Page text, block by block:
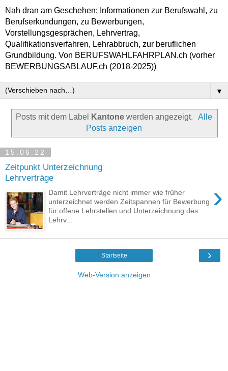
Nah dran am Geschehen: Informationen zur Berufswahl, zu
Berufserkundungen, zu Bewerbungen,
Vorstellungsgesprächen, Lehrvertrag,
Qualifikationsverfahren, Lehrabbruch, zur beruflichen
Grundbildung. Von BERUFSWAHLFAHRPLAN.ch (vorher
BEWERBUNGSABLAUF.ch (2018-2025))
▼
Posts mit dem Label Kantonewerden angezeigt.
Alle
Posts anzeigen
15.06.22
Zeitpunkt Unterzeichnung
Lehrverträge
›
Damit Lehrverträge nicht immer wie früher
unterzeichnet werden Zeitspannen für Bewerbung
für offene Lehrstellen und Unterzeichnung des
Lehrv...
›
Startseite
Web-Version anzeigen